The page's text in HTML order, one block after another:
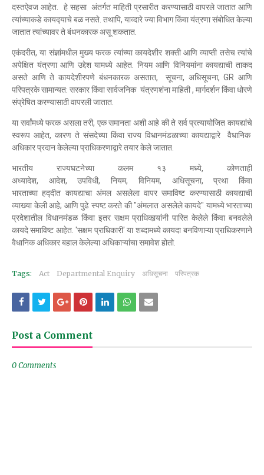
दस्तऐवज आहेत. हे सहसा अंतर्गत माहिती प्रसारीत करण्‍यासाठी वापरले जातात आणि
त्यांच्याकडे कायद्‍याचे बळ नसते. तथापि, याव्‍दारे ज्या विभाग किंवा यंत्रणा संबोधित केल्‍या
जातात त्‍यांच्‍यावर ते बंधनकारक असू शकतात.
एकंदरीत, या संज्ञांमधील मुख्य फरक त्यांच्या कायदेशीर शक्ती आणि व्याप्ती तसेच त्यांचे
अपेक्षित यंत्रणा आणि उद्देश यामध्ये आहेत. नियम आणि विनियमांना कायद्याची ताकद
असते आणि ते कायदेशीरपणे बंधनकारक असतात, सूचना, अधिसूचना, GR आणि
परिपत्रके सामान्यत: सरकार किंवा सार्वजनिक यंत्रणशंना माहिती , मार्गदर्शन किंवा धोरणे
संप्रेषित करण्यासाठी वापरली जातात.
या सर्वांमध्ये फरक असला तरी, एक समानता अशी आहे की ते सर्व प्रत्यायोजित कायद्यांचे
स्वरूप आहेत, कारण ते संसदेच्या किंवा राज्य विधानमंडळाच्या कायद्याद्वारे वैधानिक
अधिकार प्रदान केलेल्या प्राधिकरणाद्वारे तयार केले जातात.
भारतीय राज्यघटनेच्या कलम १३ मध्ये, कोणताही
अध्यादेश, आदेश, उपविधी, नियम, विनियम, अधिसूचना, प्रथा किंवा
भारताच्या हद्‍दीत कायद्याचा अंमल असलेला वापर समाविष्ट करण्यासाठी कायद्याची
व्याख्या केली आहे; आणि पुढे स्पष्ट करते की "अंमलात असलेले कायदे" यामध्ये भारताच्या
प्रदेशातील विधानमंडळ किंवा इतर सक्षम प्राधिकार्‍यांनी पारित केलेले किंवा बनवलेले
कायदे समाविष्ट आहेत. 'सक्षम प्राधिकारी' या शब्दामध्ये कायदा बनविणाऱ्या प्राधिकरणाने
वैधानिक अधिकार बहाल केलेल्या अधिकाऱ्यांचा समावेश होतो.
Tags: Act Departmental Enquiry अधिसूचना परिपत्रक
Post a Comment
0 Comments